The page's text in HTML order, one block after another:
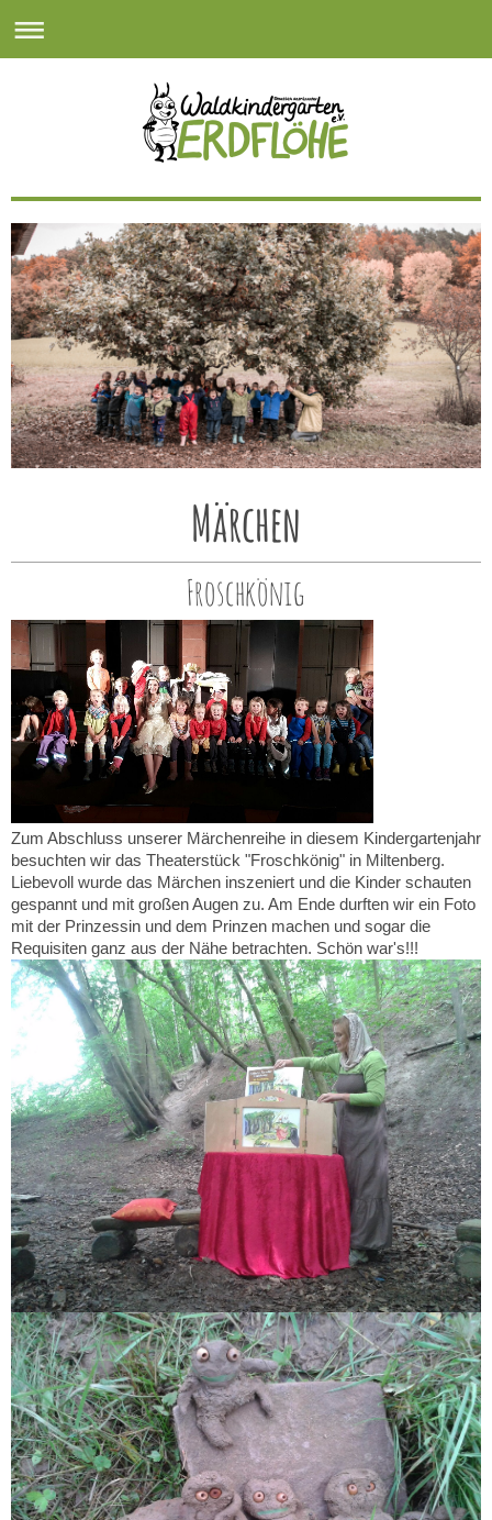
Märchen
Froschkönig
Zum Abschluss unserer Märchenreihe in diesem Kindergartenjahr
besuchten wir das Theaterstück "Froschkönig" in Miltenberg.
Liebevoll wurde das Märchen inszeniert und die Kinder schauten
gespannt und mit großen Augen zu. Am Ende durften wir ein Foto
mit der Prinzessin und dem Prinzen machen und sogar die
Requisiten ganz aus der Nähe betrachten. Schön war's!!!